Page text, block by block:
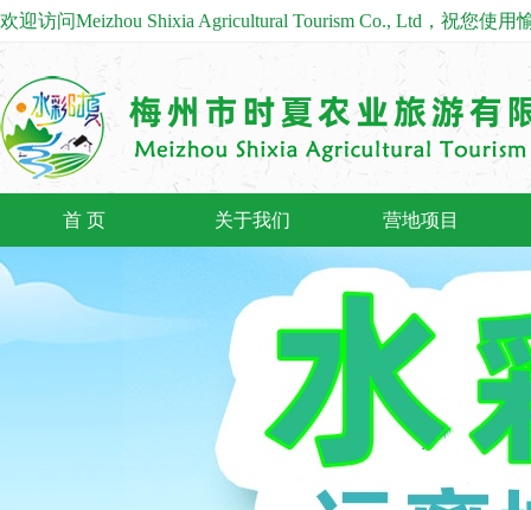
欢迎访问Meizhou Shixia Agricultural Tourism Co., Ltd，祝您使用
首 页 关于我们 营地项目